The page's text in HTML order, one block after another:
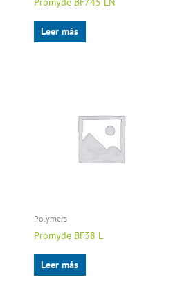
Leer más
Polymers
Promyde BF38 L
Leer más